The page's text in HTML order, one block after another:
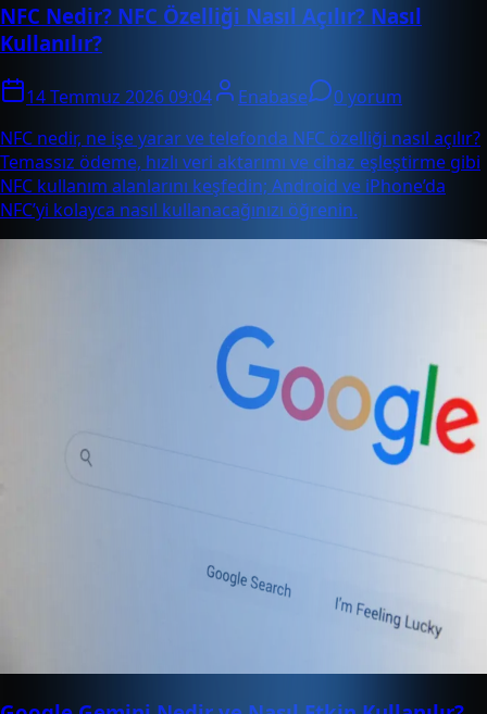
NFC Nedir? NFC Özelliği Nasıl Açılır? Nasıl
Kullanılır?
14 Temmuz 2026 09:04 Enabase
0 yorum
NFC nedir, ne işe yarar ve telefonda NFC özelliği nasıl açılır?
Temassız ödeme, hızlı veri aktarımı ve cihaz eşleştirme gibi
NFC kullanım alanlarını keşfedin; Android ve iPhone’da
NFC’yi kolayca nasıl kullanacağınızı öğrenin.